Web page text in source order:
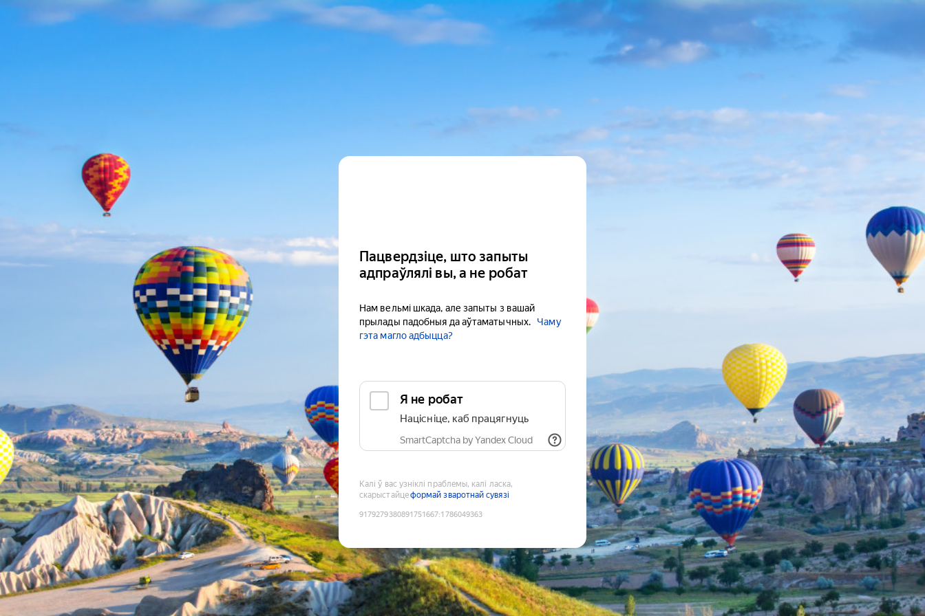
Пацвердзіце, што запыты
адпраўлялі вы, а не робат
Нам вельмі шкада, але запыты з вашай
прылады падобныя да аўтаматычных.
Чаму
гэта магло адбыцца?
Я не робат
Націсніце, каб працягнуць
SmartCaptcha by Yandex Cloud
Калі ў вас узніклі праблемы, калі ласка,
скарыстайцеформай зваротнай сувязі
9179279380891751667:1786049363